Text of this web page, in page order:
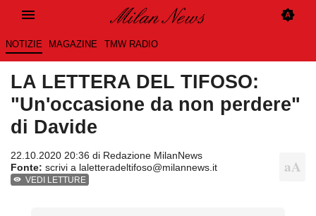
NOTIZIE MAGAZINE TMW RADIO
LA LETTERA DEL TIFOSO:
"Un'occasione da non perdere"
di Davide
22.10.2020 20:36 di Redazione MilanNews
Fonte: scrivi a laletteradeltifoso@milannews.it
VEDI LETTURE